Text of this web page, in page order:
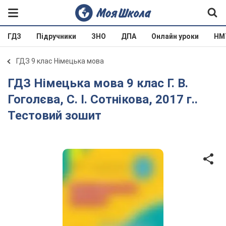
ГДЗ Підручники ЗНО ДПА Онлайн уроки
ГДЗ 9 клас Німецька мова
ГДЗ Німецька мова 9 клас Г. В.
Гоголєва, С. І. Сотнікова, 2017 г..
Тестовий зошит